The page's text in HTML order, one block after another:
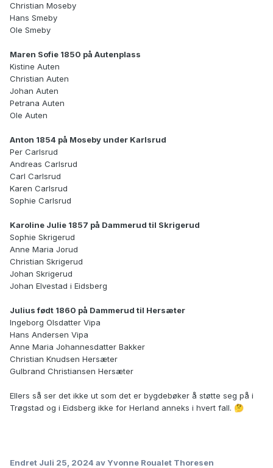
Christian Moseby
Hans Smeby
Ole Smeby
Maren Sofie 1850 på Autenplass
Kistine Auten
Christian Auten
Johan Auten
Petrana Auten
Ole Auten
Anton 1854 på Moseby under Karlsrud
Per Carlsrud
Andreas Carlsrud
Carl Carlsrud
Karen Carlsrud
Sophie Carlsrud
Karoline Julie 1857 på Dammerud til Skrigerud
Sophie Skrigerud
Anne Maria Jorud
Christian Skrigerud
Johan Skrigerud
Johan Elvestad i Eidsberg
Julius født 1860 på Dammerud til Hersæter
Ingeborg Olsdatter Vipa
Hans Andersen Vipa
Anne Maria Johannesdatter Bakker
Christian Knudsen Hersæter
Gulbrand Christiansen Hersæter
Ellers så ser det ikke ut som det er bygdebøker å støtte seg på i
Trøgstad og i Eidsberg ikke for Herland anneks i hvert fall. 🤔
Endret Juli 25, 2024 av Yvonne Roualet Thoresen